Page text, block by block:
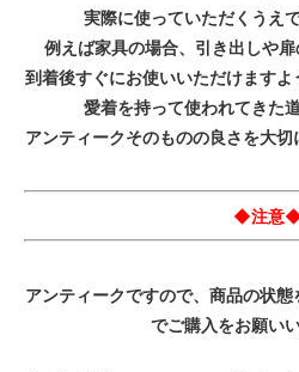
実際に使っていただくうえ
例えば家具の場合、引き出しや
到着後すぐにお使いいただけますよ
愛着を持って使われてきた
アンティークそのものの良さを大切
◆注意
アンティークですので、商品の状
でご購入をお願い